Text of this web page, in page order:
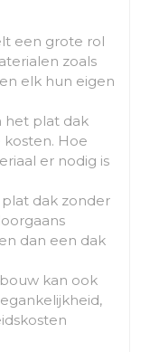
een grote rol
zoals
elk hun eigen
het plat dak
Hoe
er nodig is
dak zonder
dan een dak
kan ook